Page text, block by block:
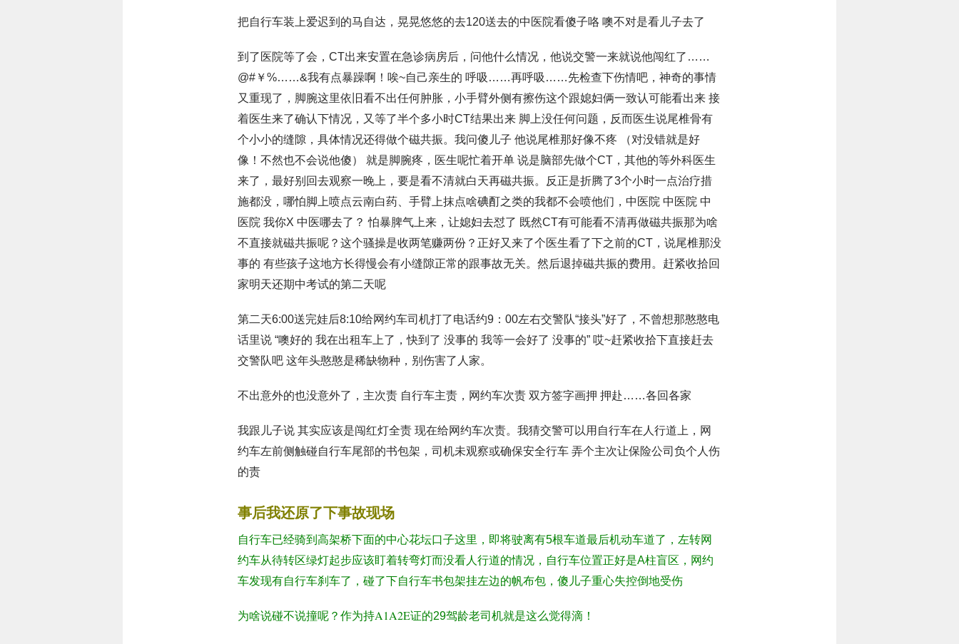
把自行车装上爱迟到的马自达，晃晃悠悠的去120送去的中医院看傻子咯 噢不对是看儿子去了
到了医院等了会，CT出来安置在急诊病房后，问他什么情况，他说交警一来就说他闯红了……
@#￥%……&我有点暴躁啊！唉~自己亲生的 呼吸……再呼吸……先检查下伤情吧，神奇的事情
又重现了，脚腕这里依旧看不出任何肿胀，小手臂外侧有擦伤这个跟媳妇俩一致认可能看出来 接
着医生来了确认下情况，又等了半个多小时CT结果出来 脚上没任何问题，反而医生说尾椎骨有
个小小的缝隙，具体情况还得做个磁共振。我问傻儿子 他说尾椎那好像不疼 （对没错就是好
像！不然也不会说他傻） 就是脚腕疼，医生呢忙着开单 说是脑部先做个CT，其他的等外科医生
来了，最好别回去观察一晚上，要是看不清就白天再磁共振。反正是折腾了3个小时一点治疗措
施都没，哪怕脚上喷点云南白药、手臂上抹点啥碘酊之类的我都不会喷他们，中医院 中医院 中
医院 我你X 中医哪去了？ 怕暴脾气上来，让媳妇去怼了 既然CT有可能看不清再做磁共振那为啥
不直接就磁共振呢？这个骚操是收两笔赚两份？正好又来了个医生看了下之前的CT，说尾椎那没
事的 有些孩子这地方长得慢会有小缝隙正常的跟事故无关。然后退掉磁共振的费用。赶紧收拾回
家明天还期中考试的第二天呢
第二天6:00送完娃后8:10给网约车司机打了电话约9：00左右交警队“接头”好了，不曾想那憨憨电
话里说 “噢好的 我在出租车上了，快到了 没事的 我等一会好了 没事的” 哎~赶紧收拾下直接赶去
交警队吧 这年头憨憨是稀缺物种，别伤害了人家。
不出意外的也没意外了，主次责 自行车主责，网约车次责 双方签字画押 押赴……各回各家
我跟儿子说 其实应该是闯红灯全责 现在给网约车次责。我猜交警可以用自行车在人行道上，网
约车左前侧触碰自行车尾部的书包架，司机未观察或确保安全行车 弄个主次让保险公司负个人伤
的责
事后我还原了下事故现场
自行车已经骑到高架桥下面的中心花坛口子这里，即将驶离有5根车道最后机动车道了，左转网
约车从待转区绿灯起步应该盯着转弯灯而没看人行道的情况，自行车位置正好是A柱盲区，网约
车发现有自行车刹车了，碰了下自行车书包架挂左边的帆布包，傻儿子重心失控倒地受伤
为啥说碰不说撞呢？作为持A1A2E证的29驾龄老司机就是这么觉得滴！